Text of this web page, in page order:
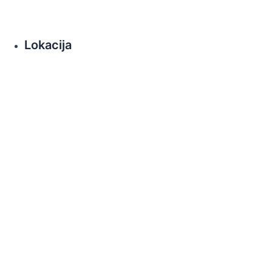
Lokacija